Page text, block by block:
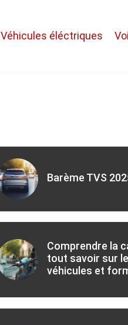
Véhicules éléctriques
Barème TVS
Comprendre la
tout savoir sur
véhicules et